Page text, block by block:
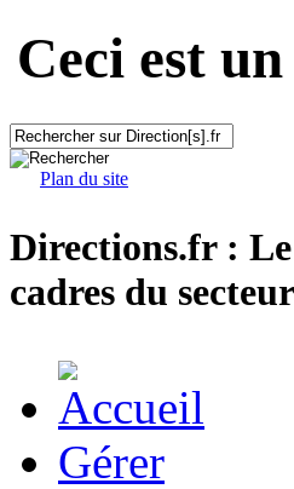
Ceci est
Plan du site
Directions.fr :
cadres du
Gérer